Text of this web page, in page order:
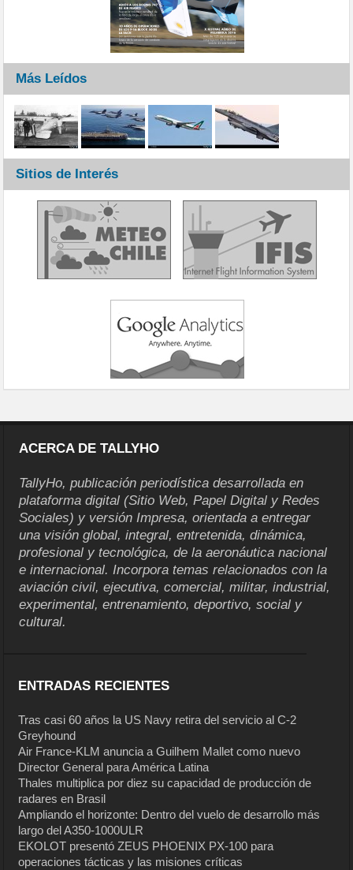
Más Leídos
Sitios de Interés
ACERCA DE TALLYHO
TallyHo, publicación periodística desarrollada en
plataforma digital (Sitio Web, Papel Digital y Redes
Sociales) y versión Impresa, orientada a entregar
una visión global, integral, entretenida, dinámica,
profesional y tecnológica, de la aeronáutica nacional
e internacional. Incorpora temas relacionados con la
aviación civil, ejecutiva, comercial, militar, industrial,
experimental, entrenamiento, deportivo, social y
cultural.
ENTRADAS RECIENTES
Tras casi 60 años la US Navy retira del servicio al C-2
Greyhound
Air France-KLM anuncia a Guilhem Mallet como nuevo
Director General para América Latina
Thales multiplica por diez su capacidad de producción de
radares en Brasil
Ampliando el horizonte: Dentro del vuelo de desarrollo más
largo del A350-1000ULR
EKOLOT presentó ZEUS PHOENIX PX-100 para
operaciones tácticas y las misiones críticas